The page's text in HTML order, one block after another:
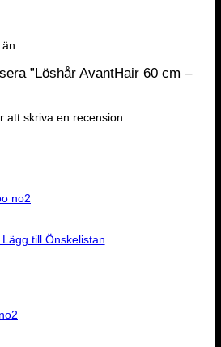
”Löshår AvantHair 60 cm –
att skriva en recension.
Lägg till Önskelistan